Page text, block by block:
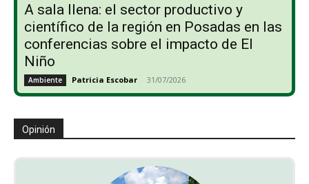
A sala llena: el sector productivo y
científico de la región en Posadas en las
conferencias sobre el impacto de El
Niño
Ambiente Patricia Escobar - 31/07/2026
Opinión